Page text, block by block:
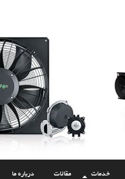
خدمات مقالات درباره ما